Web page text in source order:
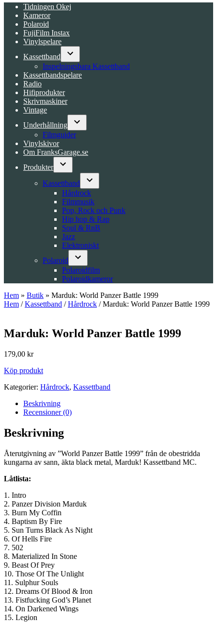
Tidningen Okej
Kameror
Polaroid
FujiFilm Instax
Vinylspelare
Kassettband
Open
dropdown
menu
Inspelningsbara Kassettband
Kassettbandspelare
Radio
Hifiprodukter
Skrivmaskiner
Vintage
Underhållning
Open
Filmguider
Vinylskivor
Om FranksGarage.se
Produkter
Open
dropdown
menu
Kassettband
Open
dropdown
menu
Hårdrock
Filmmusik
Pop, Rock och Punk
Hip hop & Rap
Soul & RnB
Jazz
Elektroniskt
Polaroid
Open
dropdown
menu
Polaroidfilm
Polaroidkameror
Hem » Butik » Marduk: World Panzer Battle 1999
Hem /Kassettband /Hårdrock / Marduk: World Panzer Battle 1999
Marduk: World Panzer Battle 1999
179,00 kr
Köp produkt
Kategorier: Hårdrock, Kassettband
Beskrivning
Recensioner (0)
Beskrivning
Återutgivning av ”World Panzer Battle 1999” från de obestridda
kungarna av sann, äkta black metal, Marduk! Kassettband MC.
Låtlista:
1. Intro
2. Panzer Division Marduk
3. Burn My Coffin
4. Baptism By Fire
5. Sun Turns Black As Night
6. Of Hells Fire
7. 502
8. Materialized In Stone
9. Beast Of Prey
10. Those Of The Unlight
11. Sulphur Souls
12. Dreams Of Blood & Iron
13. Fistfucking God’s Planet
14. On Darkened Wings
15. Legion